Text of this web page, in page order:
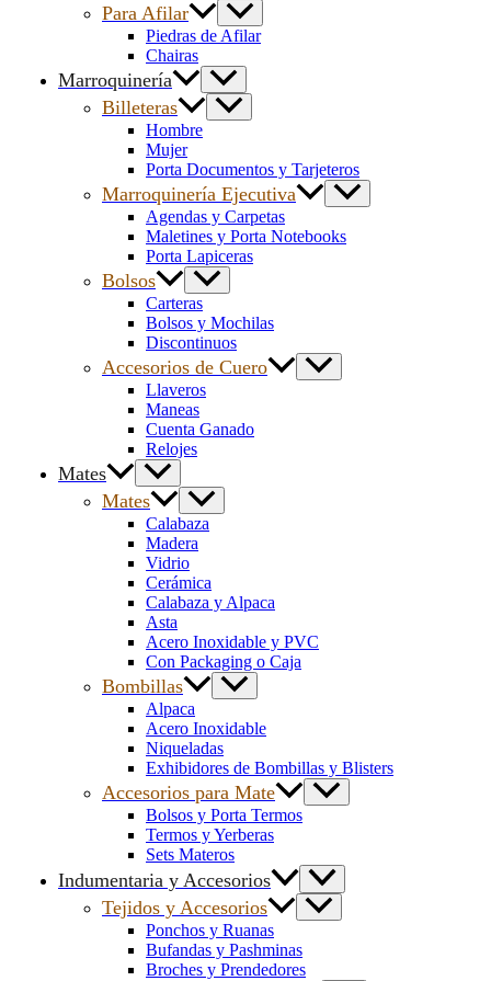
Para Afilar
Piedras de Afilar
Chairas
Marroquinería
Billeteras
Hombre
Mujer
Porta Documentos y Tarjeteros
Marroquinería Ejecutiva
Agendas y Carpetas
Maletines y Porta Notebooks
Porta Lapiceras
Bolsos
Carteras
Bolsos y Mochilas
Discontinuos
Accesorios de Cuero
Llaveros
Maneas
Cuenta Ganado
Relojes
Mates
Mates
Calabaza
Madera
Vidrio
Cerámica
Calabaza y Alpaca
Asta
Acero Inoxidable y PVC
Con Packaging o Caja
Bombillas
Alpaca
Acero Inoxidable
Niqueladas
Exhibidores de Bombillas y Blisters
Accesorios para Mate
Bolsos y Porta Termos
Termos y Yerberas
Sets Materos
Indumentaria y Accesorios
Tejidos y Accesorios
Ponchos y Ruanas
Bufandas y Pashminas
Broches y Prendedores